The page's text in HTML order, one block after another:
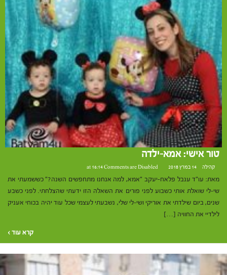
טור אישי: אמא-ילדה
קהילה 14 במרץ 2018 at 16:14 Comments are Disabled
מאת: עו"ד ענבל פלאח-יעקב "אמא, למה אנחנו מתחפשים השנה?" כששמעתי את
שי-לי שואלת אותי כשבוע לפני פורים את השאלה הזו ידעתי שהצלחתי. לפני כשבע
שנים, ביום שילדתי את אוריקי ושי-לי שלי, נשבעתי לעצמי שכל עוד יהיה בכוחי אעניק
לילדיי את החוויה […]
קרא עוד ›